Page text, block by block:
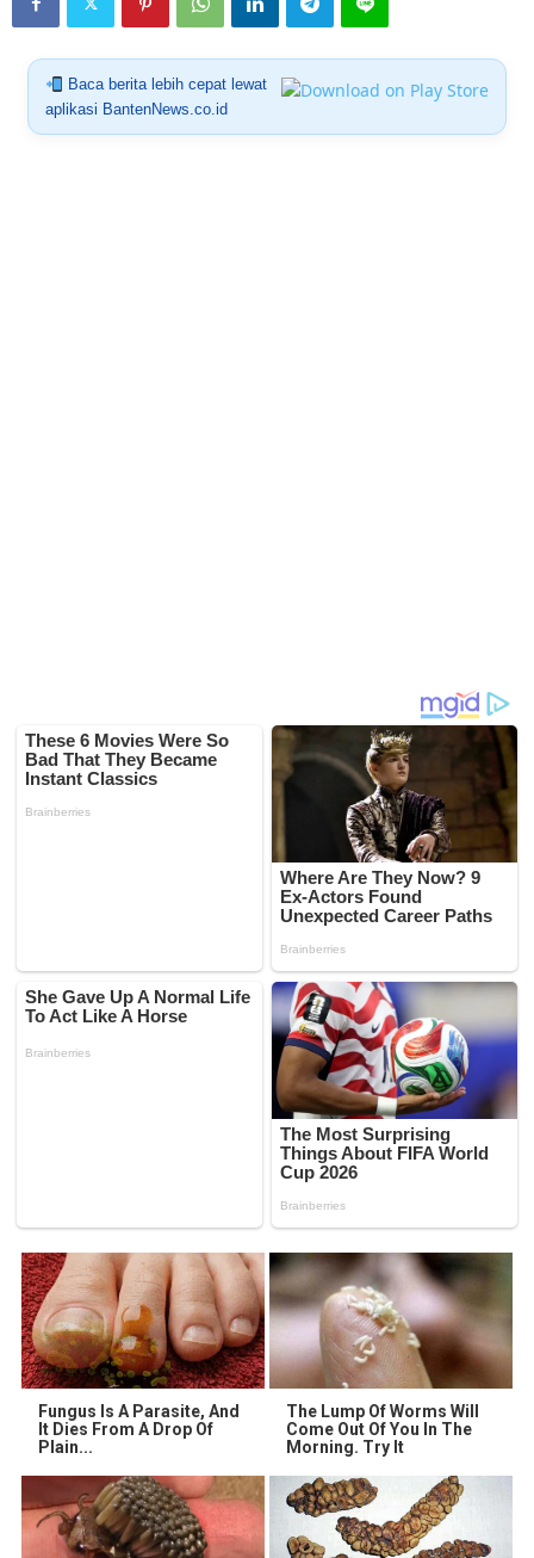
Baca berita lebih cepat lewat
aplikasi BantenNews.co.id
Fungus Is A Parasite, And
It Dies From A Drop Of
Plain...
The Lump Of Worms Will
Come Out Of You In The
Morning. Try It